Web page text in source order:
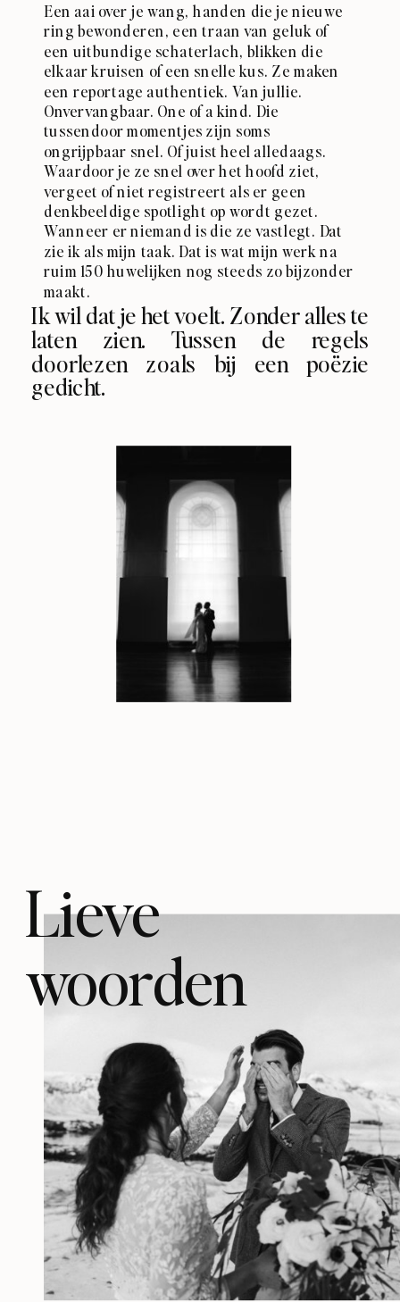
Een aai over je wang, handen die je nieuwe
ring bewonderen, een traan van geluk of
een uitbundige schaterlach, blikken die
elkaar kruisen of een snelle kus. Ze maken
een reportage authentiek. Van jullie.
Onvervangbaar. One of a kind. Die
tussendoor momentjes zijn soms
ongrijpbaar snel. Of juist heel alledaags.
Waardoor je ze snel over het hoofd ziet,
vergeet of niet registreert als er geen
denkbeeldige spotlight op wordt gezet.
Wanneer er niemand is die ze vastlegt. Dat
zie ik als mijn taak. Dat is wat mijn werk na
ruim 150 huwelijken nog steeds zo bijzonder
maakt.
Ik wil dat je het voelt. Zonder alles te
laten zien. Tussen de regels
doorlezen zoals bij een poëzie
gedicht.
Lieve
woorden